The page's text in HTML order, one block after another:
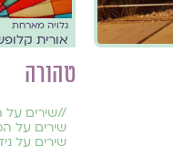
גלויה מארחת
אורית
טהורה
//שירים על
שירים על
שירים על